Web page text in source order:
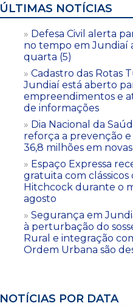
ÚLTIMAS NOTÍCIAS
Defesa Civil alerta
no tempo em Jundiaí
quarta (5)
Cadastro das Rotas
Jundiaí está aberto
empreendimentos e
de informações
Dia Nacional da
reforça a prevenção e
36,8 milhões em
Espaço Expressa
gratuita com clássicos
Hitchcock durante o
agosto
Segurança em
à perturbação do
Rural e integração
Ordem Urbana são
NOTÍCIAS POR DATA